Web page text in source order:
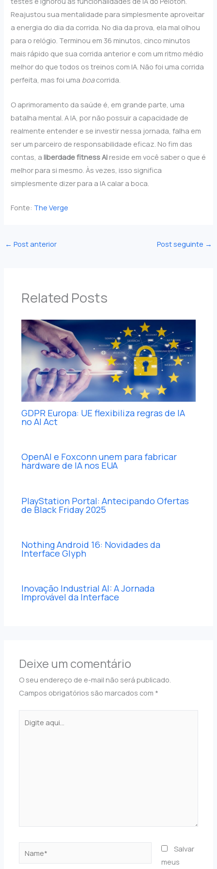
Reajustou sua mentalidade para simplesmente aproveitar
a energia do dia da corrida. No dia da prova, ela mal olhou
para o relógio. Terminou em 36 minutos, cinco minutos
mais rápido que sua corrida anterior e com um ritmo médio
melhor do que todos os treinos com IA. Não foi uma corrida
perfeita, mas foi uma boacorrida.
O aprimoramento da saúde é, em grande parte, uma
batalha mental. A IA, por não possuir a capacidade de
realmente entender e se investir nessa jornada, falha em
ser um parceiro de responsabilidade eficaz. No fim das
contas, a liberdade fitness AI reside em você saber o que é
melhor para si mesmo. Às vezes, isso significa
simplesmente dizer para a IA calar a boca.
Fonte: The Verge
← Post anterior Post seguinte →
Related Posts
GDPR Europa: UE flexibiliza regras de IA
no AI Act
OpenAI e Foxconn unem para fabricar
hardware de IA nos EUA
PlayStation Portal: Antecipando Ofertas
de Black Friday 2025
Nothing Android 16: Novidades da
Interface Glyph
Inovação Industrial AI: A Jornada
Improvável da Interface
Deixe um comentário
O seu endereço de e-mail não será publicado.
Campos obrigatórios são marcados com *
aqui...
Salvar
meus